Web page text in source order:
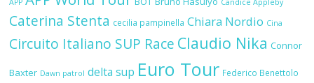
Caterina Stenta cecilia pampinella Chiara Nordio Cina
Circuito Italiano SUP Race Claudio Nika Connor
Baxter Dawn patrol delta sup Euro Tour Federico Benettolo